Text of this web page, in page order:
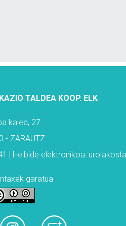
TALDEA KOOP. ELK
kalea, 27
- ZARAUTZ
| Helbide elektronikoa:
garatua